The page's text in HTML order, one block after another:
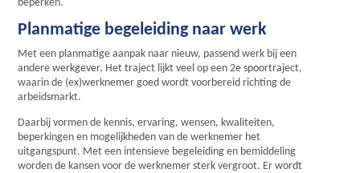
beperken.
Planmatige begeleiding naar werk
Met een planmatige aanpak naar nieuw, passend werk bij een
andere werkgever. Het traject lijkt veel op een 2e spoortraject,
waarin de (ex)werknemer goed wordt voorbereid richting de
arbeidsmarkt.
Daarbij vormen de kennis, ervaring, wensen, kwaliteiten,
beperkingen en mogelijkheden van de werknemer het
uitgangspunt. Met een intensieve begeleiding en bemiddeling
worden de kansen voor de werknemer sterk vergroot. Er wordt